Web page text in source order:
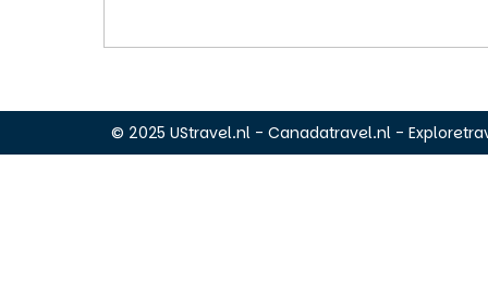
© 2025 UStravel.nl - Canadatravel.nl -